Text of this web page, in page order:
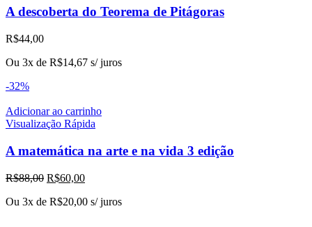
A descoberta do Teorema de Pitágoras
R$44,00
Ou 3x de R$14,67 s/ juros
-32%
Adicionar ao carrinho
Visualização Rápida
A matemática na arte e na vida 3 edição
R$88,00 O
original
R$60,00O
atual
Ou 3x de R$20,00 s/ juros